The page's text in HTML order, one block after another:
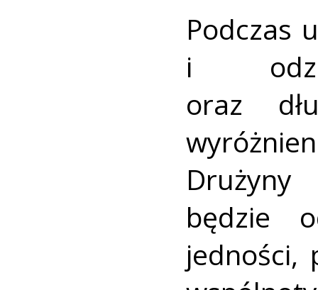
Podczas
i
oraz
Drużyny
będzie
jedności,